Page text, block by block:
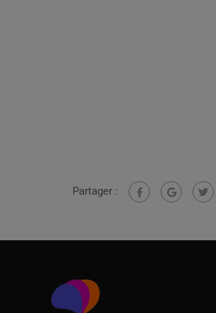
Partager :